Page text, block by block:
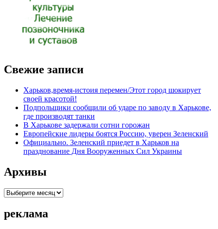
Свежие записи
Харьков,время-истоия перемен/Этот город шокирует
своей красотой!
Подпольщики сообщили об ударе по заводу в Харькове,
где производят танки
В Харькове задержали сотни горожан
Европейские лидеры боятся Россию, уверен Зеленский
Официально. Зеленский приедет в Харьков на
празднование Дня Вооруженных Сил Украины
Архивы
Архивы
реклама